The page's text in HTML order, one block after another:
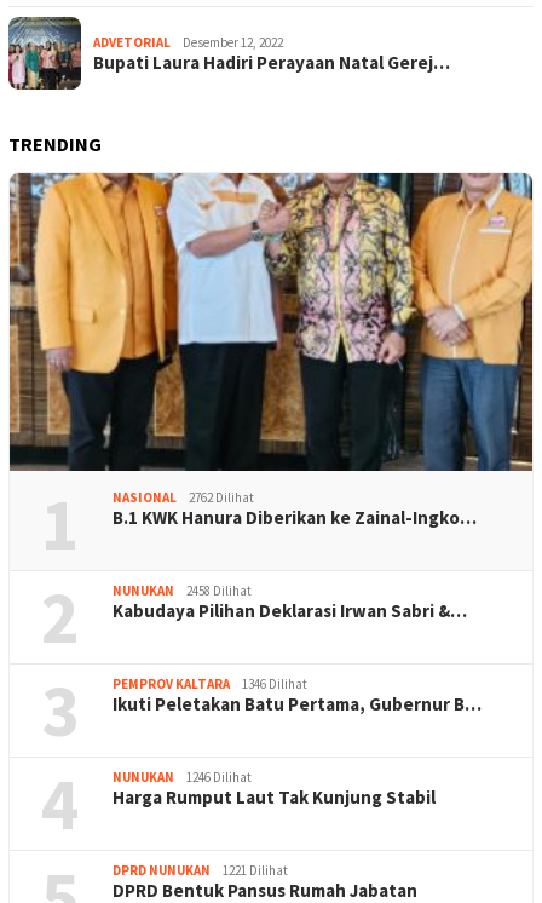
ADVETORIAL Desember 12, 2022
Bupati Laura Hadiri Perayaan Natal Gerej…
TRENDING
1 NASIONAL 2762 Dilihat
B.1 KWK Hanura Diberikan ke Zainal-Ingko…
2 NUNUKAN 2458 Dilihat
Kabudaya Pilihan Deklarasi Irwan Sabri &…
3 PEMPROV KALTARA 1346 Dilihat
Ikuti Peletakan Batu Pertama, Gubernur B…
4 NUNUKAN 1246 Dilihat
Harga Rumput Laut Tak Kunjung Stabil
DPRD NUNUKAN 1221 Dilihat
DPRD Bentuk Pansus Rumah Jabatan